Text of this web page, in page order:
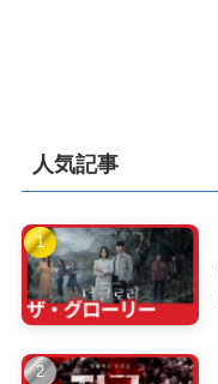
人気記事